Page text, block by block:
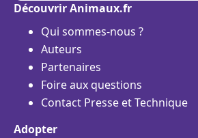
Découvrir Animaux.fr
Qui sommes-nous ?
Auteurs
Partenaires
Foire aux questions
Contact Presse et Technique
Adopter